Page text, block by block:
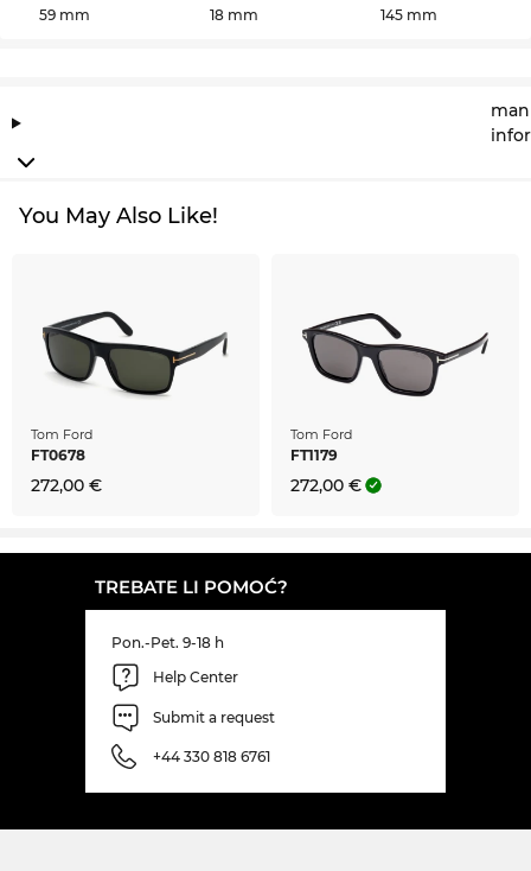
59 mm 18 mm 145 mm
You May Also Like!
Tom Ford
FT0678
272,00 €
Tom Ford
FT1179
272,00 €
TREBATE LI POMOĆ?
Pon.-Pet. 9-18 h
Help Center
Submit a request
+44 330 818 6761